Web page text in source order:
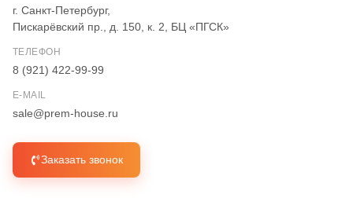
г. Санкт-Петербург,
Пискарёвский пр., д. 150, к. 2, БЦ «ПГСК»
ТЕЛЕФОН
8 (921) 422-99-99
E-MAIL
sale@prem-house.ru
Заказать звонок